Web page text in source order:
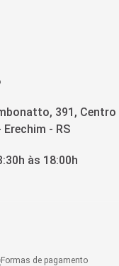
391, Centro
Erechim - RS
às 18:00h